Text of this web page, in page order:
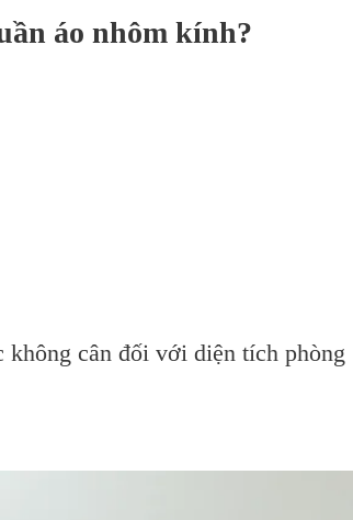
áo nhôm kính?
cân đối với diện tích phòng